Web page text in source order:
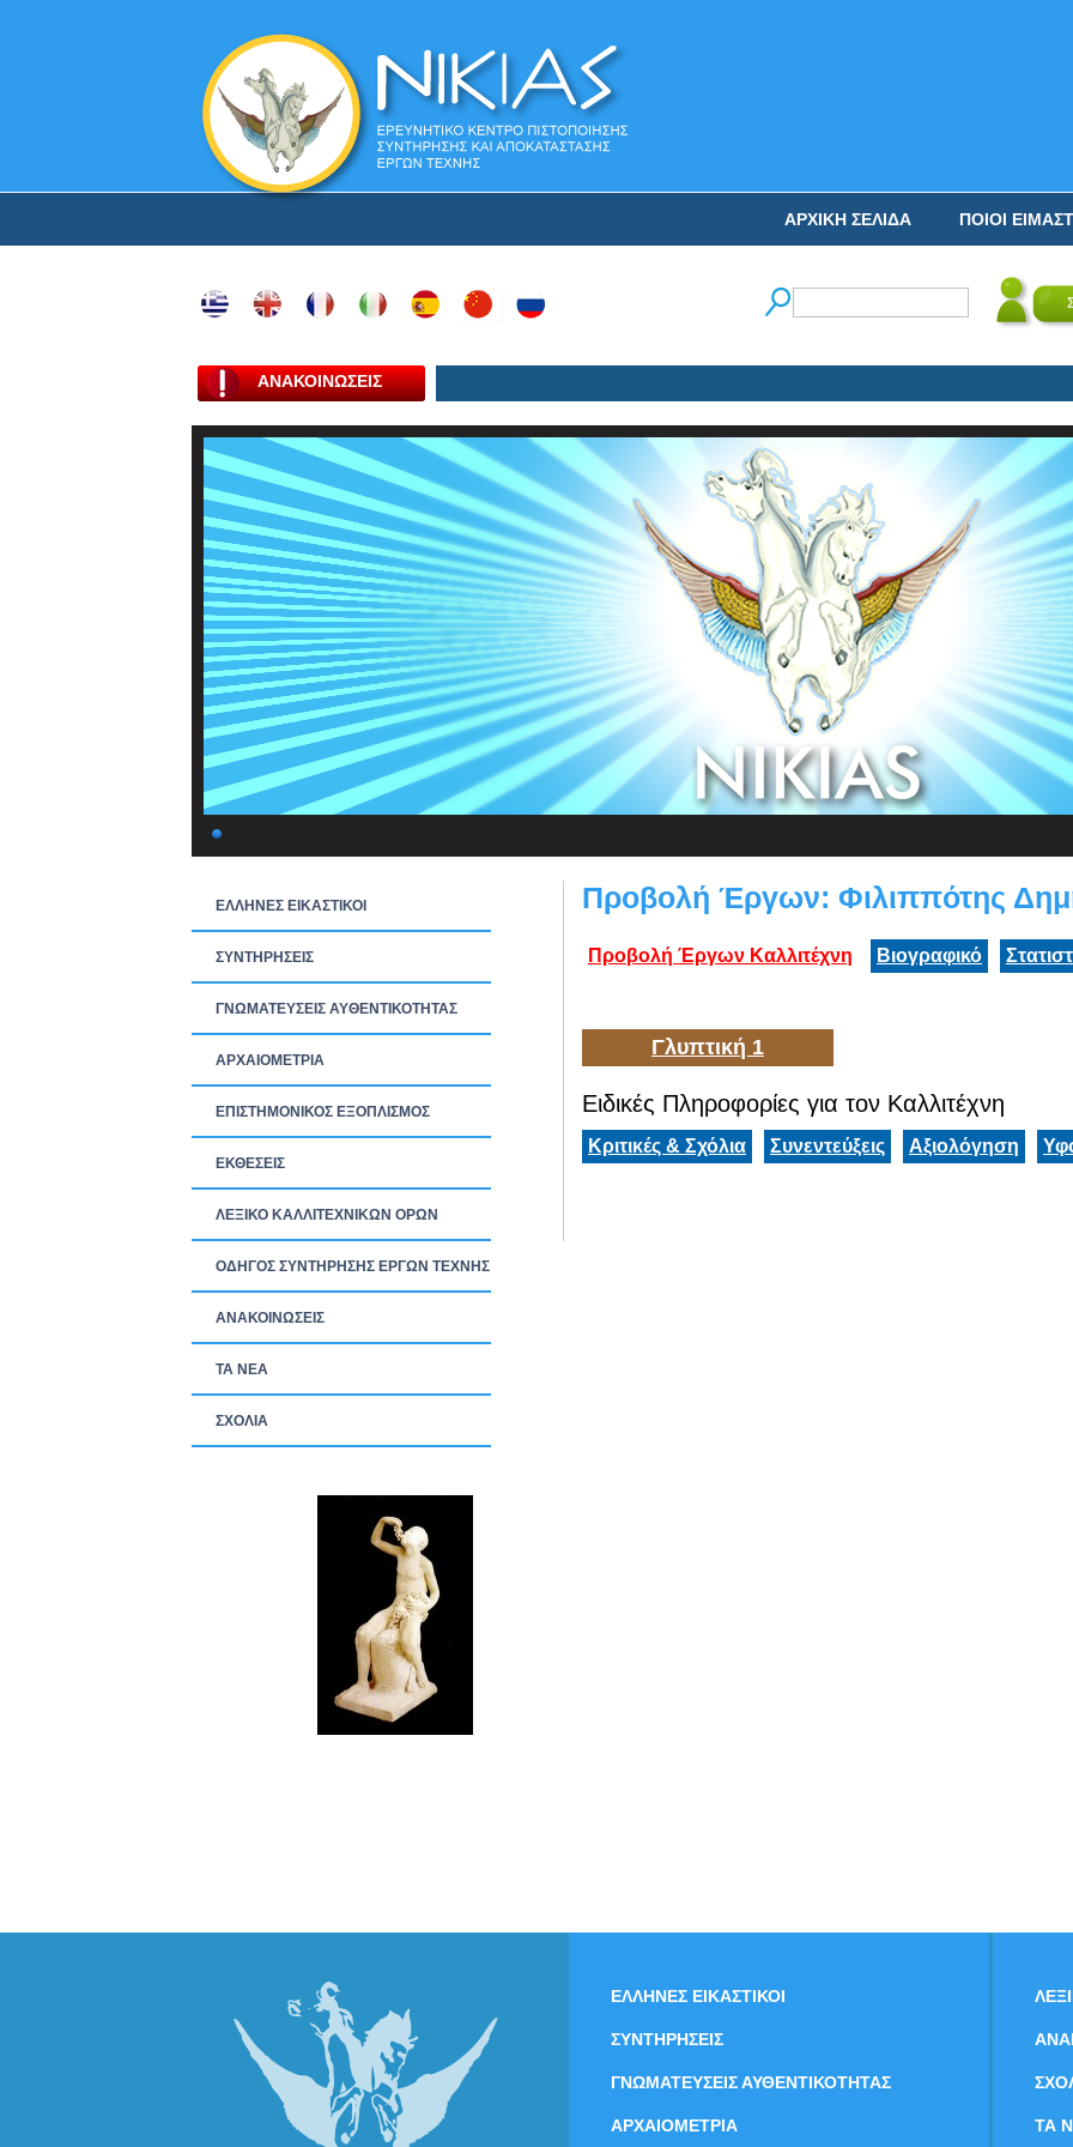
ΠΟΙΟΙ
ΑΡΧΙΚΗ ΣΕΛΙΔΑ
ΑΝΑΚΟΙΝΩΣΕΙΣ Ο
ΕΛΛΗΝΕΣ ΕΙΚΑΣΤΙΚΟΙ
ΣΥΝΤΗΡΗΣΕΙΣ
ΓΝΩΜΑΤΕΥΣΕΙΣ ΑΥΘΕΝΤΙΚΟΤΗΤΑΣ
ΑΡΧΑΙΟΜΕΤΡΙΑ
ΕΠΙΣΤΗΜΟΝΙΚΟΣ ΕΞΟΠΛΙΣΜΟΣ
ΕΚΘΕΣΕΙΣ
ΛΕΞΙΚΟ ΚΑΛΛΙΤΕΧΝΙΚΩΝ ΟΡΩΝ
ΟΔΗΓΟΣ ΣΥΝΤΗΡΗΣΗΣ ΕΡΓΩΝ ΤΕΧΝΗΣ
ΑΝΑΚΟΙΝΩΣΕΙΣ
ΤΑ ΝEΑ
ΣΧΟΛΙΑ
Προβολή Έργων: Φιλιππότης
Προβολή Έργων Καλλιτέχνη Βιογραφικό
Γλυπτική 1
Ειδικές Πληροφορίες για τον Καλλιτέχνη
Κριτικές & Σχόλια Συνεντεύξεις Αξιολόγηση
ΕΛΛΗΝΕΣ ΕΙΚΑΣΤΙΚΟΙ
ΣΥΝΤΗΡΗΣΕΙΣ
ΓΝΩΜΑΤΕΥΣΕΙΣ ΑΥΘΕΝΤΙΚΟΤΗΤΑΣ
ΑΡΧΑΙΟΜΕΤΡΙΑ ΤΑ